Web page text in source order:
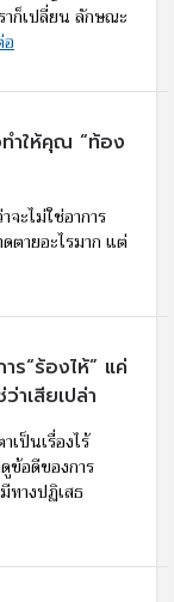
าก็เปลี่ยน ลักษณะ
ำให้คุณ “ท้อง
จะไม่ใช่อาการ
ตายอะไรมาก แต่
ร“ร้องไห้” แค่
าเสียเปล่า
เป็นเรื่องไร้
ข้อดีของการ
ทางปฏิเสธ